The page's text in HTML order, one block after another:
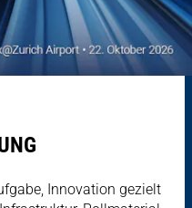
Innovation gezielt